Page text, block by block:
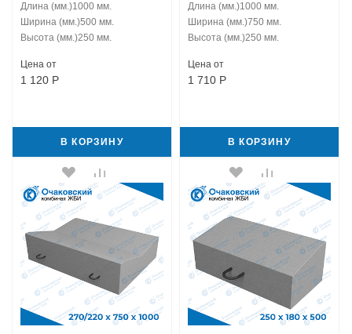
Длина (мм.)1000 мм.
Ширина (мм.)500 мм.
Высота (мм.)250 мм.
Цена от
1 120 Р
В КОРЗИНУ
Длина (мм.)1000 мм.
Ширина (мм.)750 мм.
Высота (мм.)250 мм.
Цена от
1 710 Р
В КОРЗИНУ